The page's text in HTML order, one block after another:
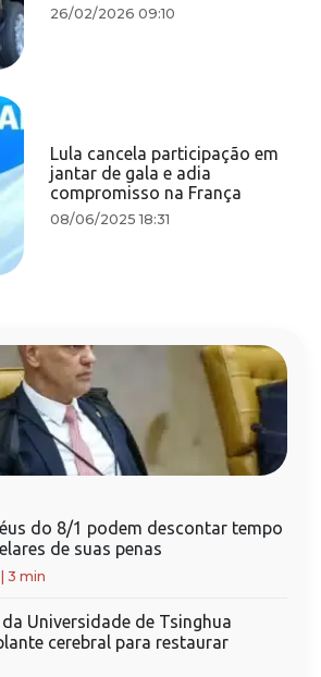
26/02/2026 09:10
Lula cancela participação em
jantar de gala e adia
compromisso na França
08/06/2025 18:31
do 8/1 podem descontar tempo
de suas penas
3 min
Universidade de Tsinghua
cerebral para restaurar